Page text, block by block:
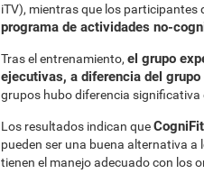
iTV), mientras que los participantes
programa de actividades no-
Tras el entrenamiento, el grupo
ejecutivas, a diferencia del grupo
grupos hubo diferencia significativa
Los resultados indican que
pueden ser una buena alternativa
tienen el manejo adecuado con los